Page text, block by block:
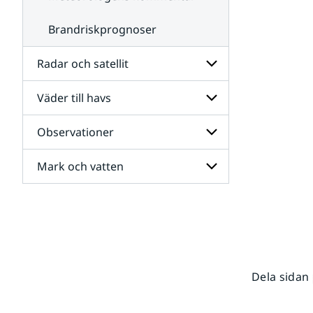
Brandriskprognoser
Radar och satellit
Undersidor
för
Radar
och
satellit
Väder till havs
Undersidor
för
Väder
till
havs
Observationer
Undersidor
för
Mark och vatten
Dela sidan